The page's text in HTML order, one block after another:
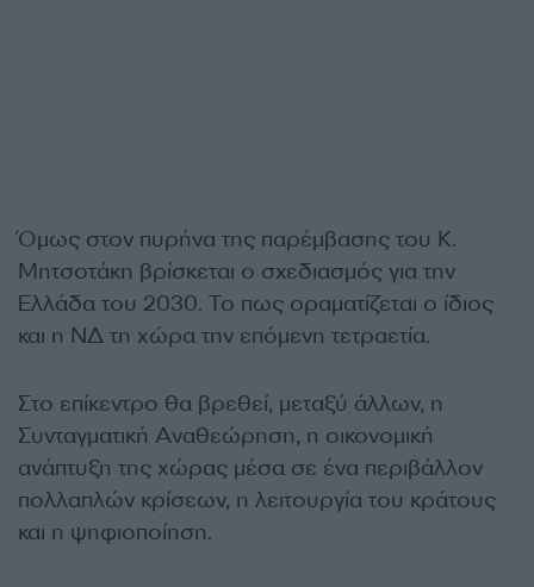
Όμως στον πυρήνα της παρέμβασης του Κ.
Μητσοτάκη βρίσκεται ο σχεδιασμός για την
Ελλάδα του 2030. Το πως οραματίζεται ο ίδιος
και η ΝΔ τη χώρα την επόμενη τετραετία.
Στο επίκεντρο θα βρεθεί, μεταξύ άλλων, η
Συνταγματική Αναθεώρηση, η οικονομική
ανάπτυξη της χώρας μέσα σε ένα περιβάλλον
πολλαπλών κρίσεων, η λειτουργία του κράτους
και η ψηφιοποίηση.